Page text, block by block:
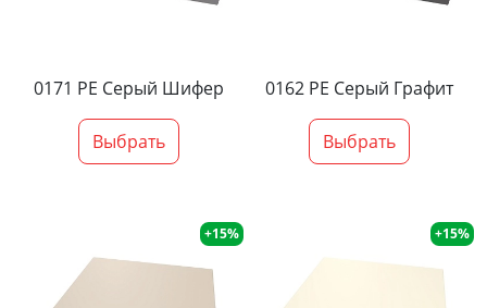
0171 PE Серый Шифер
Выбрать
0162 PE Серый Графит
Выбрать
+15% +15%